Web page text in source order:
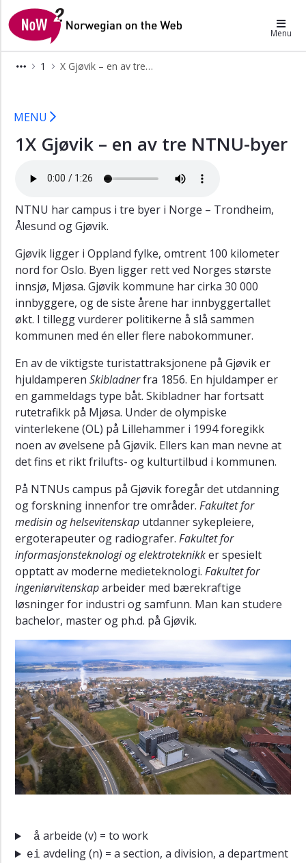
NoW2 Menu
1 X Gjøvik – en av tre NTNU-byer
×
A
Yang
Trondheim
Simon
studert
Ålesund
X
–
en
av
tre
NTNU-
byer
oppgaver
Lytteoppgaver
Grammatikk
Y
a)
Tidsuttrykk
b)
S-
verb
Y
c)
Nasjonalitetsord
Y
d)
Presentere
steder
Y
e)
Hjelp
med
å
forstå
Y
f)
Norge
MENU
1X Gjøvik – en av tre NTNU-byer
NTNU har campus i tre byer i Norge – Trondheim,
Ålesund og Gjøvik.
Gjøvik ligger i Oppland fylke, omtrent 100 kilometer
nord for Oslo. Byen ligger rett ved Norges største
innsjø, Mjøsa. Gjøvik kommune har cirka 30 000
innbyggere, og de siste årene har innbyggertallet
økt. I tillegg vurderer politikerne å slå sammen
kommunen med én eller flere nabokommuner.
En av de viktigste turistattraksjonene på Gjøvik er
hjuldamperen Skibladnerfra 1856. En hjuldamper er
en gammeldags type båt. Skibladner har fortsatt
rutetrafikk på Mjøsa. Under de olympiske
vinterlekene (OL) på Lillehammer i 1994 foregikk
noen av øvelsene på Gjøvik. Ellers kan man nevne at
det fins et rikt frilufts- og kulturtilbud i kommunen.
På NTNUs campus på Gjøvik foregår det utdanning
og forskning innenfor tre områder. Fakultet for
medisin og helsevitenskap utdanner sykepleiere,
ergoterapeuter og radiografer. Fakultet for
informasjonsteknologi og elektroteknikker spesielt
opptatt av moderne medieteknologi. Fakultet for
ingeniørvitenskaparbeider med bærekraftige
løsninger for industri og samfunn. Man kan studere
bachelor, master og ph.d. på Gjøvik.
å arbeide (v) = to work
ei avdeling(n) = a section, a division, a department